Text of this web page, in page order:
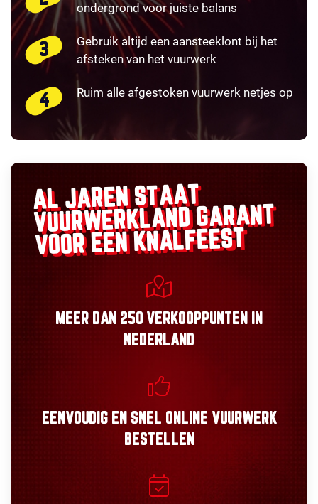
ondergrond voor juiste balans
Gebruik altijd een aansteeklont bij het
afsteken van het vuurwerk
Ruim alle afgestoken vuurwerk netjes op
AL JAREN STAAT
VUURWERKLANDGARANT
VOOR EEN KNALFEEST
MEER DAN 250 VERKOOPPUNTEN
IN
NEDERLAND
EENVOUDIGEN SNEL ONLINE VUURWERK
BESTELLEN